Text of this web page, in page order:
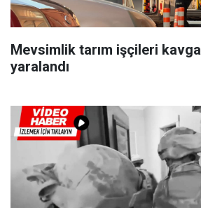
Mevsimlik tarım işçileri
yaralandı